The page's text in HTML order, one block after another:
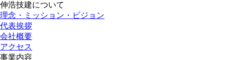
伸浩技建について
理念・ミッション・ビジョン
代表挨拶
会社概要
アクセス
事業内容